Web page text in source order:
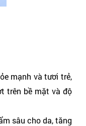
mạnh và tươi trẻ,
trên bề mặt và độ
sâu cho da, tăng